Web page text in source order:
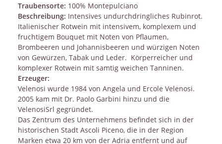
Traubensorte: 100% Montepulciano
Beschreibung: Intensives undurchdringliches Rubinrot.
Italienischer Rotwein mit intensivem, komplexem und
fruchtigem Bouquet mit Noten von Pflaumen,
Brombeeren und Johannisbeeren und würzigen Noten
von Gewürzen, Tabak und Leder. Körperreicher und
komplexer Rotwein mit samtig weichen Tanninen.
Erzeuger:
Velenosi wurde 1984 von Angela und Ercole Velenosi.
2005 kam mit Dr. Paolo Garbini hinzu und die
VelenosiSrl gegründet.
Das Zentrum des Unternehmens befindet sich in der
historischen Stadt Ascoli Piceno, die in der Region
Marken etwa 20 km von der Adria entfernt und auf